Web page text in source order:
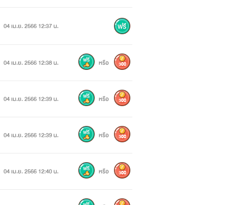
04 เม.ย. 2566 12:37 น.
04 เม.ย. 2566 12:38 น. หรือ 300
04 เม.ย. 2566 12:39 น. หรือ 300
04 เม.ย. 2566 12:39 น. หรือ 300
04 เม.ย. 2566 12:40 น. หรือ 300